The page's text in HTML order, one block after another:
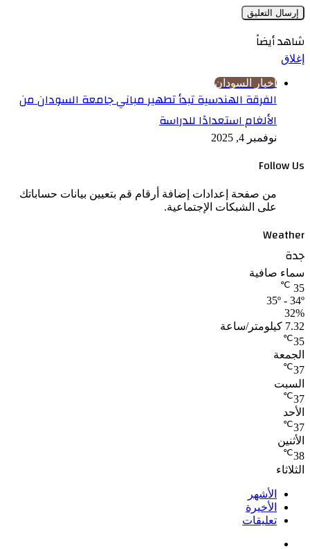
شاهد أيضاً
إغلاق
اخبار السودان
الفرقة الهندسية تبدأ تطهير مباني جامعة السودان من
الألغام استعدادًا للدراسة
نوفمبر 4, 2025
Follow Us
من صفحة إعدادات إضافة أرقام قم بتعيين بيانات حساباتك
على الشبكات الإجتماعية.
Weather
جدة
سماء صافية
35
℃
35º - 34º
32%
7.32 كيلومتر/ساعة
35
℃
الجمعة
37
℃
السبت
37
℃
الأحد
37
℃
الأثنين
38
℃
الثلاثاء
الأشهر
الأخيرة
تعليقات